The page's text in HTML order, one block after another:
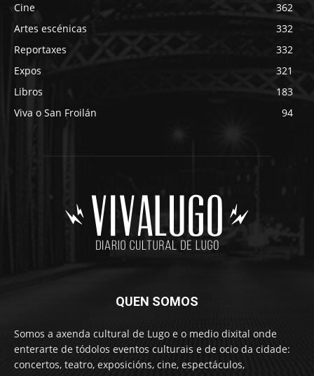
Cine
362
Artes escénicas
332
Reportaxes
332
Expos
321
Libros
183
Viva o San Froilán
94
QUEN SOMOS
Somos a axenda cultural de Lugo e o medio dixital onde
enterarte de tódolos eventos culturais e de ocio da cidade:
concertos, teatro, exposicións, cine, espectáculos,